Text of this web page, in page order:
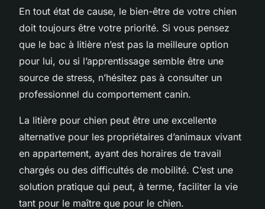
En tout état de cause, le bien-être de votre chien
doit toujours être votre priorité. Si vous pensez
que le bac à litière n’est pas la meilleure option
pour lui, ou si l’apprentissage semble être une
source de stress, n’hésitez pas à consulter un
professionnel du comportement canin.
La litière pour chien peut être une excellente
alternative pour les propriétaires d’animaux vivant
en appartement, ayant des horaires de travail
chargés ou des difficultés de mobilité. C’est une
solution pratique qui peut, à terme, faciliter la vie
tant pour le maître que pour le chien.